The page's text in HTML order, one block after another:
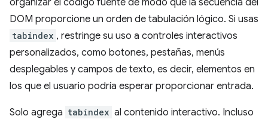
organizar el código fuente de modo que la secuencia del
DOM proporcione un orden de tabulación lógico. Si usas
tabindex , restringe su uso a controles interactivos
personalizados, como botones, pestañas, menús
desplegables y campos de texto, es decir, elementos en
los que el usuario podría esperar proporcionar entrada.
Solo agrega tabindex al contenido interactivo. Incluso